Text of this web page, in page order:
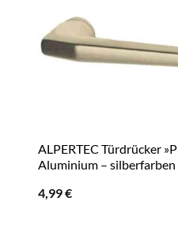
ALPERTEC Türdrücker
Aluminium – silberfarben
4,99€